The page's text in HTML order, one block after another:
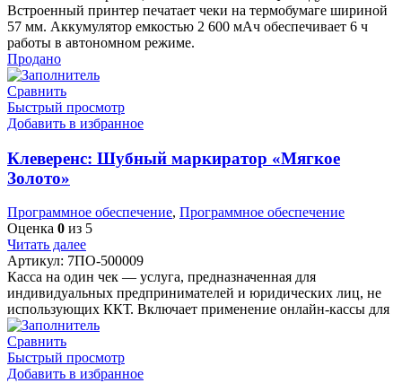
Встроенный принтер печатает чеки на термобумаге шириной
57 мм. Аккумулятор емкостью 2 600 мАч обеспечивает 6 ч
работы в автономном режиме.
Продано
Сравнить
Быстрый просмотр
Добавить в избранное
Клеверенс: Шубный маркиратор «Мягкое
Золото»
Программное обеспечение, Программное обеспечение
Оценка 0 из 5
Читать далее
Артикул: 7ПО-500009
Касса на один чек — услуга, предназначенная для
индивидуальных предпринимателей и юридических лиц, не
использующих ККТ. Включает применение онлайн-кассы для
Сравнить
Быстрый просмотр
Добавить в избранное